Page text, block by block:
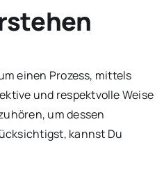
einen Prozess, mittels
und respektvolle Weise
um dessen
kannst Du